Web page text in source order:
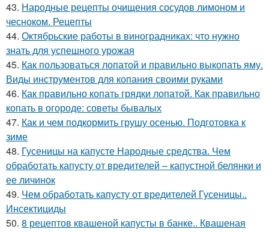
43. Народные рецепты очищения сосудов лимоном и
чесноком. Рецепты
44. Октябрьские работы в виноградниках: что нужно
знать для успешного урожая
45. Как пользоваться лопатой и правильно выкопать яму.
Виды инструментов для копания своими руками
46. Как правильно копать грядки лопатой. Как правильно
копать в огороде: советы бывалых
47. Как и чем подкормить грушу осенью. Подготовка к
зиме
48. Гусеницы на капусте Народные средства. Чем
обработать капусту от вредителей – капустной белянки и
ее личинок
49. Чем обработать капусту от вредителей Гусеницы..
Инсектициды
50. 8 рецептов квашеной капусты в банке.. Квашеная